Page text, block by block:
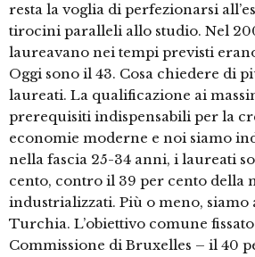
resta la voglia di perfezionarsi
tirocini paralleli allo studio. Nel
laureavano nei tempi previsti
Oggi sono il 43. Cosa chiedere di
laureati. La qualificazione ai
prerequisiti indispensabili per la
economie moderne e noi siamo
nella fascia 25-34 anni, i laureati
cento, contro il 39 per cento della
industrializzati. Più o meno, siamo
Turchia. L’obiettivo comune
Commissione di Bruxelles – il 40